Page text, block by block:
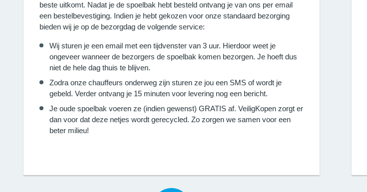
beste uitkomt. Nadat je de spoelbak hebt besteld ontvang je van ons per email
een bestelbevestiging. Indien je hebt gekozen voor onze standaard bezorging
bieden wij je op de bezorgdag de volgende service:
Wij sturen je een email met een tijdvenster van 3 uur. Hierdoor weet je
ongeveer wanneer de bezorgers de spoelbak komen bezorgen. Je hoeft dus
niet de hele dag thuis te blijven.
Zodra onze chauffeurs onderweg zijn sturen ze jou een SMS of wordt je
gebeld. Verder ontvang je 15 minuten voor levering nog een bericht.
Je oude spoelbak voeren ze (indien gewenst) GRATIS af. VeiligKopen zorgt er
dan voor dat deze netjes wordt gerecycled. Zo zorgen we samen voor een
beter milieu!